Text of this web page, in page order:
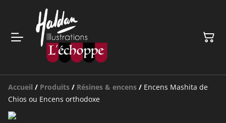
Accueil / Produits / Résines & encens / Encens Mashita de
Chios ou Encens orthodoxe